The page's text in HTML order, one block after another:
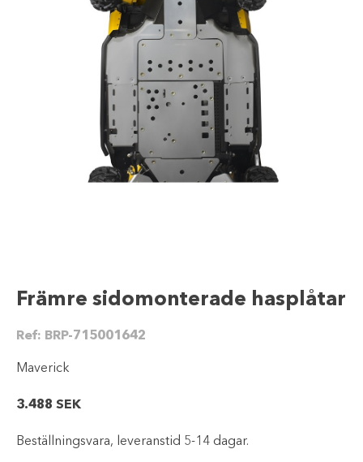
Främre sidomonterade hasplåtar
Ref: BRP-715001642
Maverick
3.488 SEK
Beställningsvara, leveranstid 5-14 dagar.